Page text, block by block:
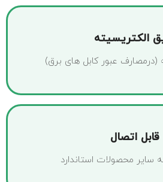
الکتریسیته
(درمصارف عبور کابل های برق)
قابل اتصال
سایر محصولات استاندارد